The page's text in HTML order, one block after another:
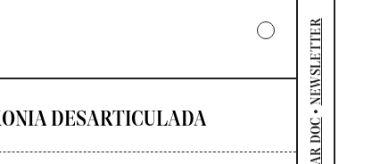
DESARTICULADA DEAR DOC
•
NEWSLETTER